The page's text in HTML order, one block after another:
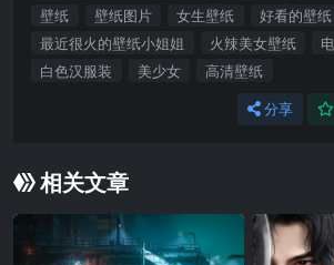
壁纸
壁纸图片 女生壁纸
好看的壁纸
最近很火的壁纸小姐姐
火辣美女壁纸
白色汉服装
美少女 高清壁纸
分享
相关文章